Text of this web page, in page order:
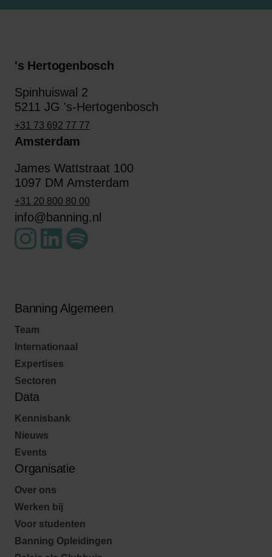
's Hertogenbosch
Spinhuiswal 2
5211 JG 's-Hertogenbosch
+31 73 692 77 77
Amsterdam
James Wattstraat 100
1097 DM Amsterdam
+31 20 800 80 00
info@banning.nl
Banning Algemeen
Team
Internationaal
Expertises
Sectoren
Data
Kennisbank
Nieuws
Events
Organisatie
Over ons
Werken bij
Voor studenten
Banning Opleidingen